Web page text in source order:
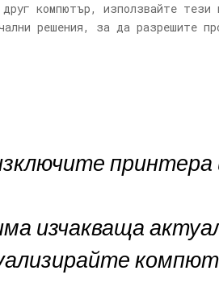
компютър, използвайте тези
решения, за да разрешите
изчакваща